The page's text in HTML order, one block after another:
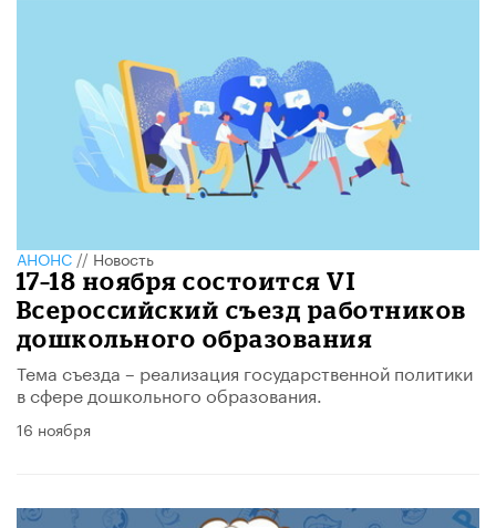
АНОНС//Новость
17–18 ноября состоится VI
Всероссийский съезд работников
дошкольного образования
Тема съезда – реализация государственной политики
в сфере дошкольного образования.
16 ноября